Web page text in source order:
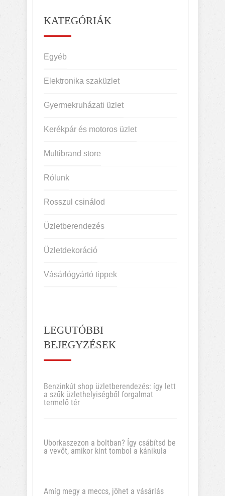
KATEGÓRIÁK
Egyéb
Elektronika szaküzlet
Gyermekruházati üzlet
Kerékpár és motoros üzlet
Multibrand store
Rólunk
Rosszul csinálod
Üzletberendezés
Üzletdekoráció
Vásárlógyártó tippek
LEGUTÓBBI
BEJEGYZÉSEK
Benzinkút shop üzletberendezés: így lett
a szűk üzlethelyiségből forgalmat
termelő tér
Uborkaszezon a boltban? Így csábítsd be
a vevőt, amikor kint tombol a kánikula
Amíg megy a meccs, jöhet a vásárlás